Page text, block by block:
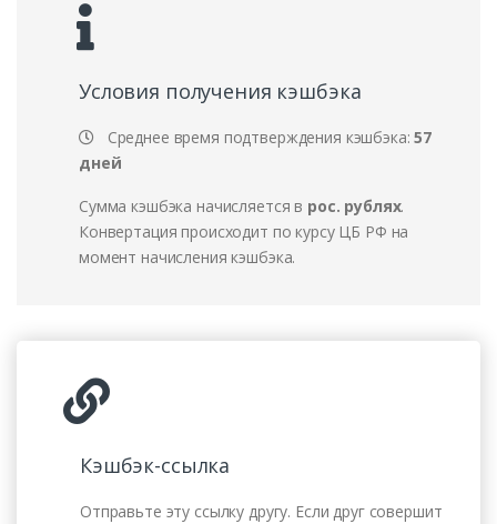
Условия получения кэшбэка
Среднее время подтверждения кэшбэка:57
дней
Сумма кэшбэка начисляется в рос. рублях.
Конвертация происходит по курсу ЦБ РФ на
момент начисления кэшбэка.
Кэшбэк-ссылка
Отправьте эту ссылку другу. Если друг совершит